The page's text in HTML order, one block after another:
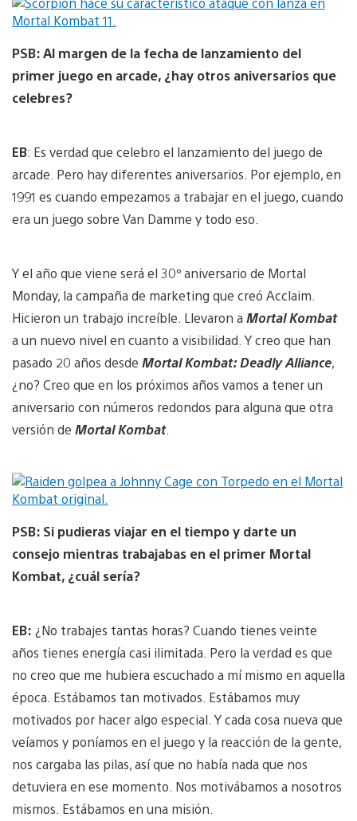
PSB: Al margen de la fecha de lanzamiento del
primer juego en arcade, ¿hay otros aniversarios que
celebres?
EB: Es verdad que celebro el lanzamiento del juego de
arcade. Pero hay diferentes aniversarios. Por ejemplo, en
1991 es cuando empezamos a trabajar en el juego, cuando
era un juego sobre Van Damme y todo eso.
Y el año que viene será el 30º aniversario de Mortal
Monday, la campaña de marketing que creó Acclaim.
Hicieron un trabajo increíble. Llevaron a Mortal Kombat
a un nuevo nivel en cuanto a visibilidad. Y creo que han
pasado 20 años desde Mortal Kombat: Deadly Alliance,
¿no? Creo que en los próximos años vamos a tener un
aniversario con números redondos para alguna que otra
versión de Mortal Kombat.
PSB: Si pudieras viajar en el tiempo y darte un
consejo mientras trabajabas en el primer Mortal
Kombat, ¿cuál sería?
EB: ¿No trabajes tantas horas? Cuando tienes veinte
años tienes energía casi ilimitada. Pero la verdad es que
no creo que me hubiera escuchado a mí mismo en aquella
época. Estábamos tan motivados. Estábamos muy
motivados por hacer algo especial. Y cada cosa nueva que
veíamos y poníamos en el juego y la reacción de la gente,
nos cargaba las pilas, así que no había nada que nos
detuviera en ese momento. Nos motivábamos a nosotros
mismos. Estábamos en una misión.